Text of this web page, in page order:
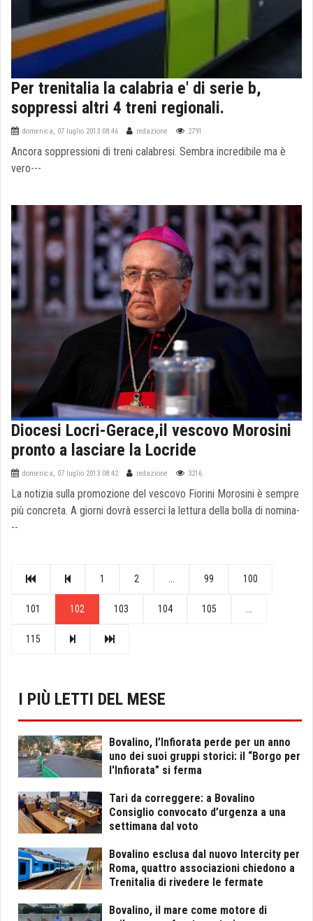
Per trenitalia la calabria e' di serie b,
soppressi altri 4 treni regionali.
domenica, 07 luglio 2013 08:46 redazione 2791
Ancora soppressioni di treni calabresi. Sembra incredibile ma è
vero---
Diocesi Locri-Gerace,il vescovo Morosini
pronto a lasciare la Locride
domenica, 07 luglio 2013 08:42 redazione 3216
La notizia sulla promozione del vescovo Fiorini Morosini è sempre
più concreta. A giorni dovrà esserci la lettura della bolla di nomina-
--
1 2 99 100
101 102 103 104 105
115
I PIÙ LETTI DEL MESE
Bovalino, l’Infiorata perde per un anno
uno dei suoi gruppi storici: il “Borgo per
l'Infiorata” si ferma
Tari da correggere: a Bovalino
Consiglio convocato d’urgenza a una
settimana dal voto
Bovalino esclusa dal nuovo Intercity per
Roma, quattro associazioni chiedono a
Trenitalia di rivedere le fermate
Bovalino, il mare come motore di